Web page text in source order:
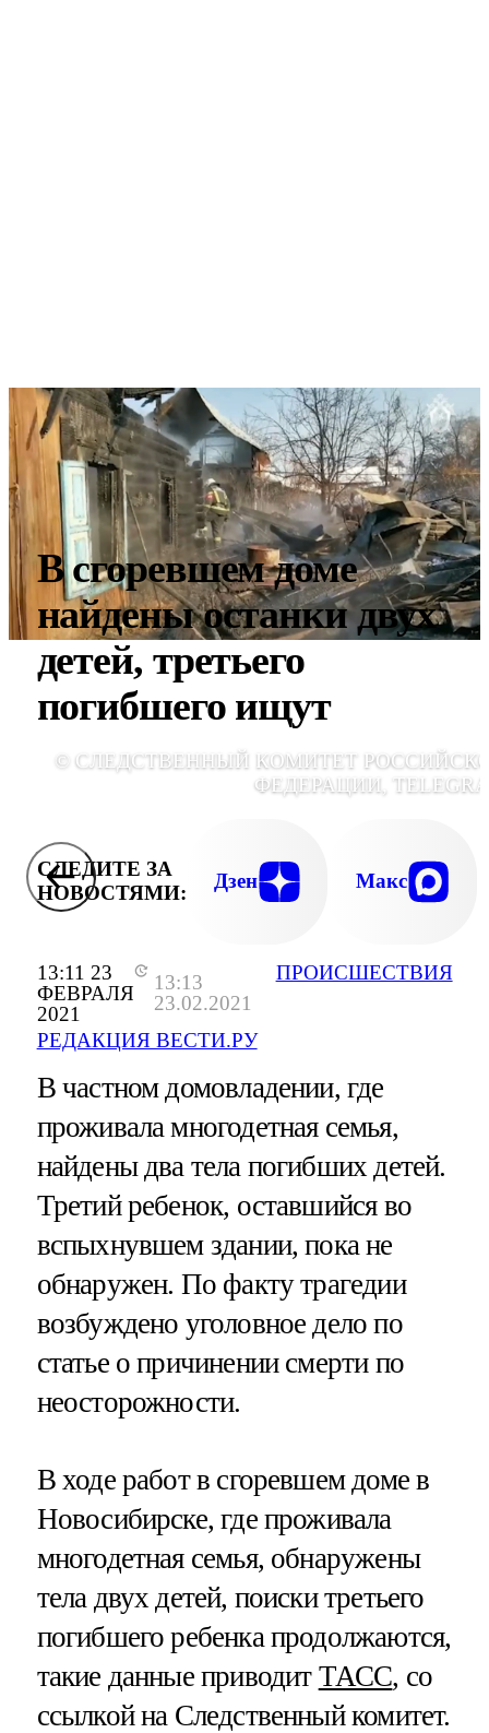
13:11 23
ФЕВРАЛЯ
2021
13:13
23.02.2021
РЕДАКЦИЯ ВЕСТИ.РУ
ПРОИСШЕСТВИЯ
В cгоревшем доме
найдены останки двух
детей, третьего
погибшего ищут
© СЛЕДСТВЕННЫЙ КОМИТЕТ
ФЕДЕРАЦИИ,
СЛЕДИТЕ ЗА
НОВОСТЯМИ:
Дзен Макс
В частном домовладении, где
проживала многодетная семья,
найдены два тела погибших детей.
Третий ребенок, оставшийся во
вспыхнувшем здании, пока не
обнаружен. По факту трагедии
возбуждено уголовное дело по
статье о причинении смерти по
неосторожности.
В ходе работ в сгоревшем доме в
Новосибирске, где проживала
многодетная семья, обнаружены
тела двух детей, поиски третьего
погибшего ребенка продолжаются,
такие данные приводит ТАСС, со
ссылкой на Следственный комитет.